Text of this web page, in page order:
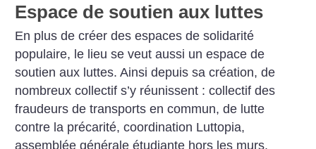
Espace de soutien aux luttes
En plus de créer des espaces de solidarité
populaire, le lieu se veut aussi un espace de
soutien aux luttes. Ainsi depuis sa création, de
nombreux collectif s’y réunissent : collectif des
fraudeurs de transports en commun, de lutte
contre la précarité, coordination Luttopia,
assemblée générale étudiante hors les murs,